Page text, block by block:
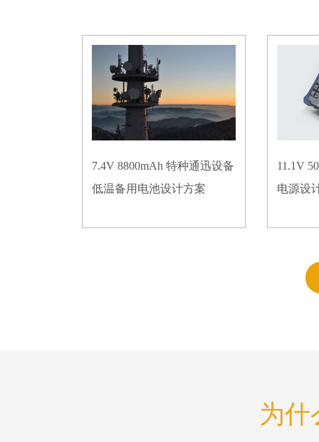
7.4V 8800mAh 特种通迅设备
低温备用电池设计方案
11.1V
电源设
为什